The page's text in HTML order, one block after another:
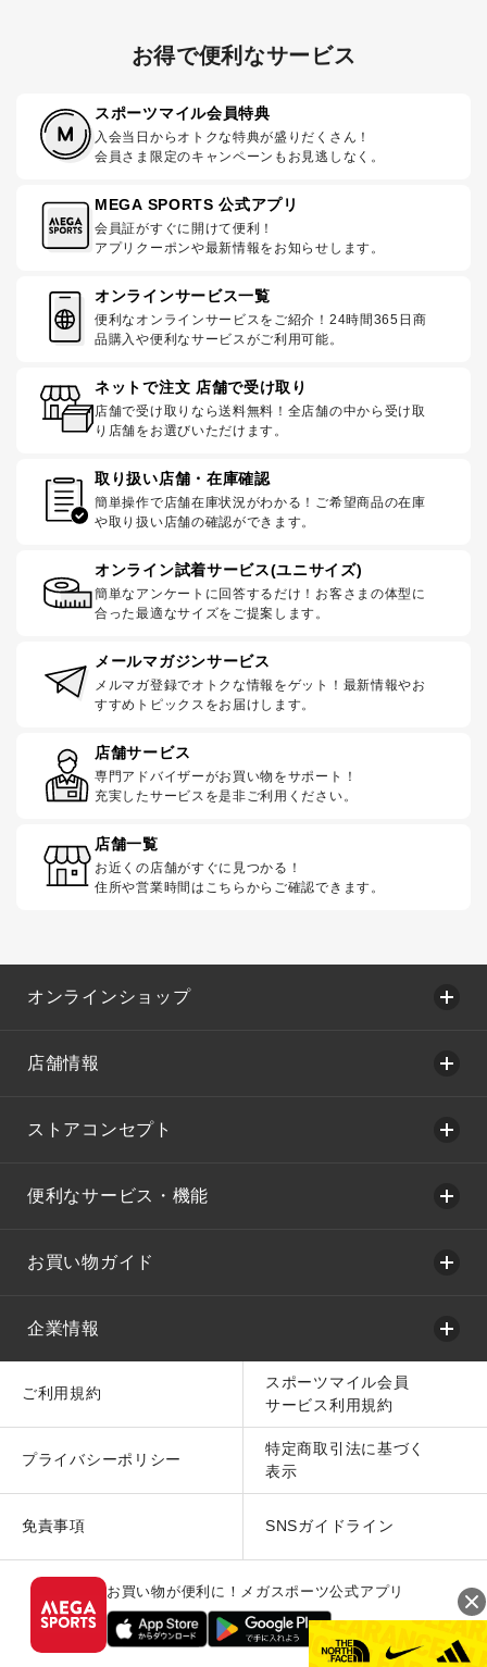
お得で便利なサービス
スポーツマイル会員特典
入会当日からオトクな特典が盛りだくさん！
会員さま限定のキャンペーンもお見逃しなく。
MEGA SPORTS 公式アプリ
会員証がすぐに開けて便利！
アプリクーポンや最新情報をお知らせします。
オンラインサービス一覧
便利なオンラインサービスをご紹介！24時間365日商
品購入や便利なサービスがご利用可能。
ネットで注文 店舗で受け取り
店舗で受け取りなら送料無料！全店舗の中から受け取
り店舗をお選びいただけます。
取り扱い店舗・在庫確認
簡単操作で店舗在庫状況がわかる！ご希望商品の在庫
や取り扱い店舗の確認ができます。
オンライン試着サービス(ユニサイズ)
簡単なアンケートに回答するだけ！お客さまの体型に
合った最適なサイズをご提案します。
メールマガジンサービス
メルマガ登録でオトクな情報をゲット！最新情報やお
すすめトピックスをお届けします。
店舗サービス
専門アドバイザーがお買い物をサポート！
充実したサービスを是非ご利用ください。
店舗一覧
お近くの店舗がすぐに見つかる！
住所や営業時間はこちらからご確認できます。
オンラインショップ
店舗情報
ストアコンセプト
便利なサービス・機能
お買い物ガイド
企業情報
ご利用規約
スポーツマイル会員
サービス利用規約
プライバシーポリシー
特定商取引法に基づく
表示
免責事項 SNSガイドライン
お買い物が便利に！メガスポーツ公式アプリ